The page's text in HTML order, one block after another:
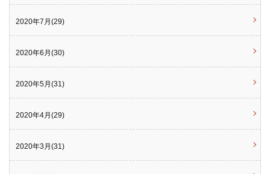
2020年7月(29)
2020年6月(30)
2020年5月(31)
2020年4月(29)
2020年3月(31)